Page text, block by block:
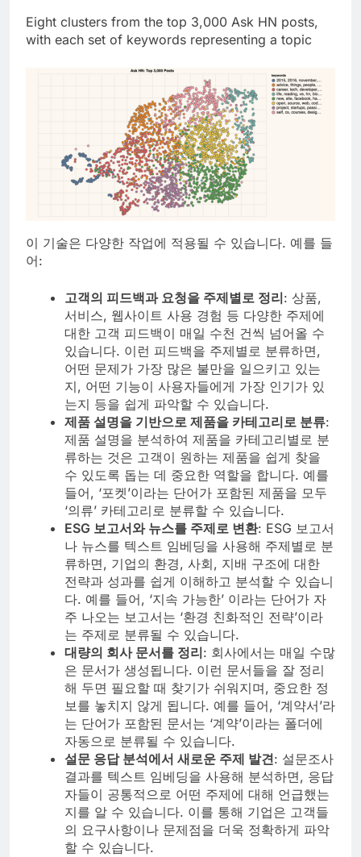
Eight clusters from the top 3,000 Ask HN posts,
with each set of keywords representing a topic
이 기술은 다양한 작업에 적용될 수 있습니다. 예를 들
어:
고객의 피드백과 요청을 주제별로 정리: 상품,
서비스, 웹사이트 사용 경험 등 다양한 주제에
대한 고객 피드백이 매일 수천 건씩 넘어올 수
있습니다. 이런 피드백을 주제별로 분류하면,
어떤 문제가 가장 많은 불만을 일으키고 있는
지, 어떤 기능이 사용자들에게 가장 인기가 있
는지 등을 쉽게 파악할 수 있습니다.
제품 설명을 기반으로 제품을 카테고리로 분류:
제품 설명을 분석하여 제품을 카테고리별로 분
류하는 것은 고객이 원하는 제품을 쉽게 찾을
수 있도록 돕는 데 중요한 역할을 합니다. 예를
들어, ‘포켓’이라는 단어가 포함된 제품을 모두
‘의류’ 카테고리로 분류할 수 있습니다.
ESG 보고서와 뉴스를 주제로 변환: ESG 보고서
나 뉴스를 텍스트 임베딩을 사용해 주제별로 분
류하면, 기업의 환경, 사회, 지배 구조에 대한
전략과 성과를 쉽게 이해하고 분석할 수 있습니
다. 예를 들어, ‘지속 가능한’ 이라는 단어가 자
주 나오는 보고서는 ‘환경 친화적인 전략’이라
는 주제로 분류될 수 있습니다.
대량의 회사 문서를 정리: 회사에서는 매일 수많
은 문서가 생성됩니다. 이런 문서들을 잘 정리
해 두면 필요할 때 찾기가 쉬워지며, 중요한 정
보를 놓치지 않게 됩니다. 예를 들어, ‘계약서’라
는 단어가 포함된 문서는 ‘계약’이라는 폴더에
자동으로 분류될 수 있습니다.
설문 응답 분석에서 새로운 주제 발견: 설문조사
결과를 텍스트 임베딩을 사용해 분석하면, 응답
자들이 공통적으로 어떤 주제에 대해 언급했는
지를 알 수 있습니다. 이를 통해 기업은 고객들
의 요구사항이나 문제점을 더욱 정확하게 파악
할 수 있습니다.